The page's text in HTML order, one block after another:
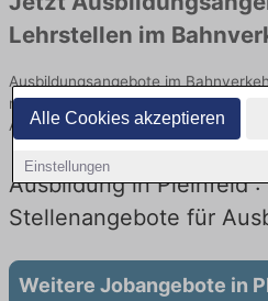
Alle Cookies akzeptieren
Einstellungen
Lehrstellen im
Ausbildungsangebote im
namhaften Firmen. Entdecken Sie
Arbeitgebern und bewerben Sie
Ausbildung in Pleinfeld
Stellenangebote für
Weitere Jobangebote in